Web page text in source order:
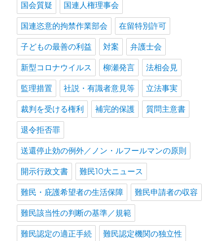
国会質疑 国連人権理事会
国連恣意的拘禁作業部会 在留特別許可
子どもの最善の利益 対案 弁護士会
新型コロナウイルス 柳瀬発言 法相会見
監理措置 社説・有識者意見等 立法事実
裁判を受ける権利 補完的保護 質問主意書
退令拒否罪
送還停止効の例外／ノン・ルフールマンの原則
開示行政文書 難民10大ニュース
難民・庇護希望者の生活保障 難民申請者の収容
難民該当性の判断の基準／規範
難民認定の適正手続 難民認定機関の独立性